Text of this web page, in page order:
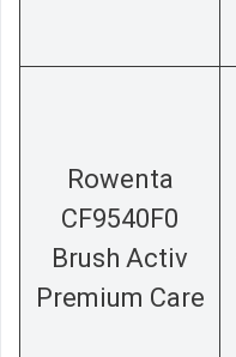
Rowenta
CF9540F0
Brush Activ
Premium Care